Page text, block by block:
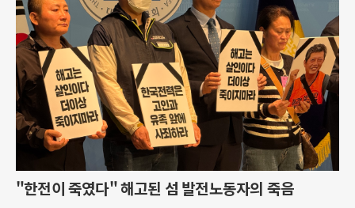
"한전이 죽였다" 해고된 섬 발전노동자의 죽음